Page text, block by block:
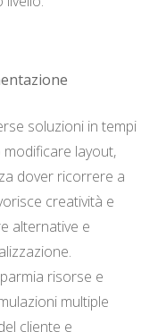
soluzioni in tempi
layout,
dover ricorrere a
creatività e
alternative e
risorse e
multiple
cliente e